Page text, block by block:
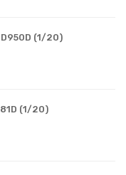
(1/20)
(1/20)